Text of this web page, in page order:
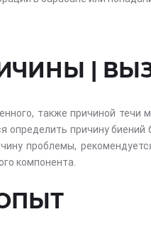
|
также причиной течи
определить причину биений
проблемы,
компонента.